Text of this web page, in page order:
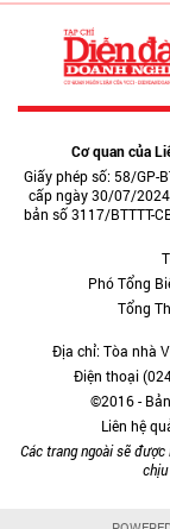
Cơ quan của
Giấy phép số: 58/GP-
cấp ngày 30/07/2024
bản số 3117/BTTTT-
Phó Tổng
Tổng
Địa chỉ: Tòa nhà
Điện thoại
©2016 -
Liên hệ
Các trang ngoài sẽ được